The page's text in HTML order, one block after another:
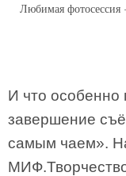
Любимая
И что особенно
завершение
самым чаем».